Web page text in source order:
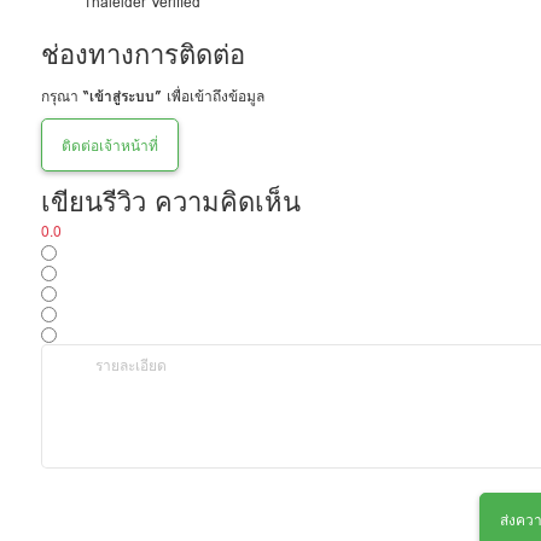
ช่องทางการติดต่อ
กรุณา“เข้าสู่ระบบ” เพื่อเข้าถึงข้อมูล
ติดต่อเจ้าหน้าที่
เขียนรีวิว ความคิดเห็น
0.0
ส่งคว